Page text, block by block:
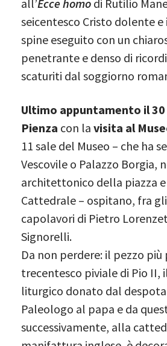
all’Ecce homo di Rutilio
seicentesco Cristo dolente
spine eseguito con un
penetrante e denso di
scaturiti dal soggiorno
Ultimo appuntamento il 30
Pienza con la visita al
11 sale del Museo – che ha
Vescovile o Palazzo Borgia,
architettonico della piazza
Cattedrale – ospitano, fra
capolavori di Pietro
Signorelli.
Da non perdere: il pezzo
trecentesco piviale di Pio II,
liturgico donato dal
Paleologo al papa e da
successivamente, alla